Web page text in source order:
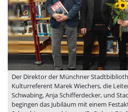
Der Direktor der Münchner
Kulturreferent Marek Wiechers, die
Schwabing, Anja Schifferdecker, und
begingen das Jubiläum mit einem